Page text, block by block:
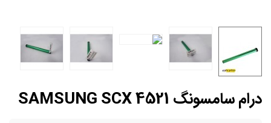
درام سامسونگ SAMSUNG SCX 4521